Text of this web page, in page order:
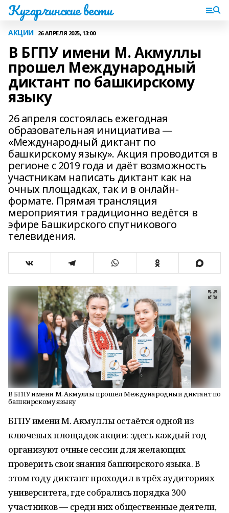
Кугарчинские вести
АКЦИИ 26 АПРЕЛЯ 2025, 13:00
В БГПУ имени М. Акмуллы
прошел Международный
диктант по башкирскому
языку
26 апреля состоялась ежегодная
образовательная инициатива —
«Международный диктант по
башкирскому языку». Акция проводится в
регионе с 2019 года и даёт возможность
участникам написать диктант как на
очных площадках, так и в онлайн-
формате. Прямая трансляция
мероприятия традиционно ведётся в
эфире Башкирского спутникового
телевидения.
В БГПУ имени М. Акмуллы прошел Международный диктант по
башкирскому языку
БГПУ имени М. Акмуллы остаётся одной из
ключевых площадок акции: здесь каждый год
организуют очные сессии для желающих
проверить свои знания башкирского языка. В
этом году диктант проходил в трёх аудиториях
университета, где собрались порядка 300
участников — среди них общественные деятели,